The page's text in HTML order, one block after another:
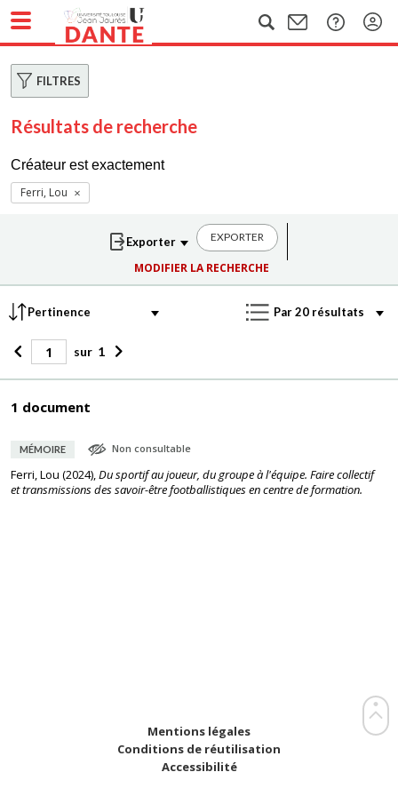
FILTRES
Résultats de recherche
Créateur est exactement
Ferri, Lou
EXPORTER
MODIFIER LA RECHERCHE
sur 1
1 document
MÉMOIRE Non consultable
Ferri, Lou (2024),Du sportif au joueur, du groupe à l'équipe. Faire collectif
et transmissions des savoir-être footballistiques en centre de formation.
Mentions légales
Conditions de réutilisation
Accessibilité